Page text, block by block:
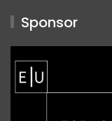
Sponsor